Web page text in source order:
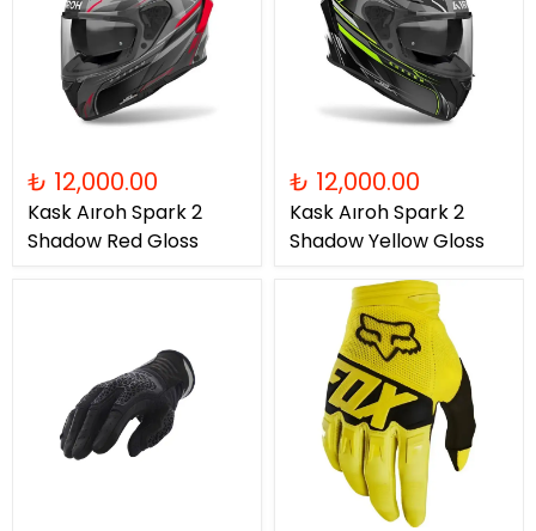
₺ 12,000.00
Kask Aıroh Spark 2
Shadow Red Gloss
₺ 12,000.00
Kask Aıroh Spark 2
Shadow Yellow Gloss